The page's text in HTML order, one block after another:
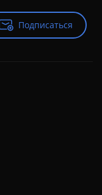
Подписаться
Подписаться